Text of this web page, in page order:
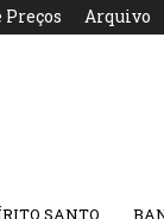
Preços Arquivo
SANTO